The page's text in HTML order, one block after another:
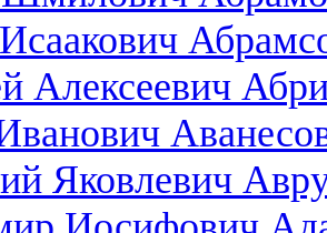
Алексеевич
Яковлевич